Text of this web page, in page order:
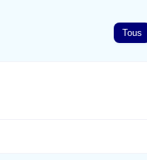
Tous